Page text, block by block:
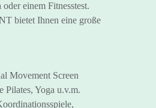
einem Fitnesstest.
bietet Ihnen eine große
Movement Screen
Pilates, Yoga u.v.m.